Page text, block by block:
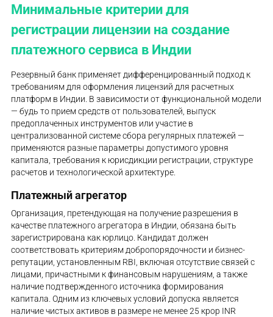
Минимальные критерии для
регистрации лицензии на создание
платежного сервиса в Индии
Резервный банк применяет дифференцированный подход к
требованиям для оформления лицензий для расчетных
платформ в Индии. В зависимости от функциональной модели
— будь то прием средств от пользователей, выпуск
предоплаченных инструментов или участие в
централизованной системе сбора регулярных платежей —
применяются разные параметры допустимого уровня
капитала, требования к юрисдикции регистрации, структуре
расчетов и технологической архитектуре.
Платежный агрегатор
Организация, претендующая на получение разрешения в
качестве платежного агрегатора в Индии, обязана быть
зарегистрирована как юрлицо. Кандидат должен
соответствовать критериям добропорядочности и бизнес-
репутации, установленным RBI, включая отсутствие связей с
лицами, причастными к финансовым нарушениям, а также
наличие подтвержденного источника формирования
капитала. Одним из ключевых условий допуска является
наличие чистых активов в размере не менее 25 крор INR